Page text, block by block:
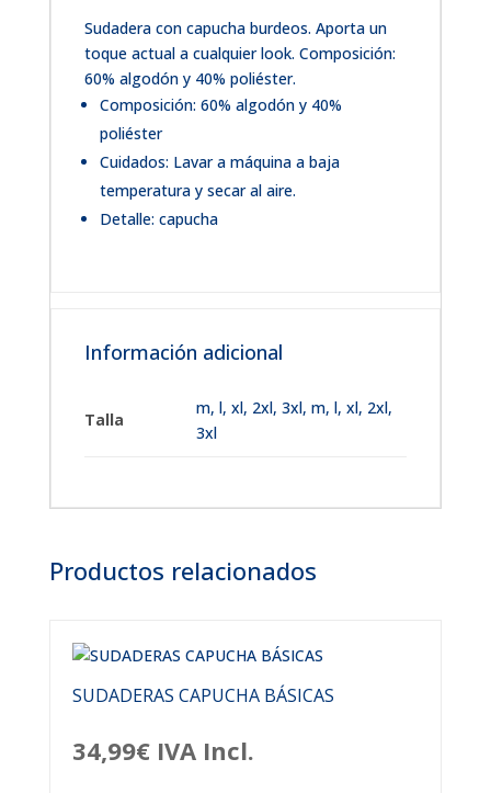
Sudadera con capucha burdeos. Aporta un
toque actual a cualquier look. Composición:
60% algodón y 40% poliéster.
Composición: 60% algodón y 40%
poliéster
Cuidados: Lavar a máquina a baja
temperatura y secar al aire.
Detalle: capucha
Información adicional
Talla
m, l, xl, 2xl, 3xl, m, l, xl, 2xl,
3xl
Productos relacionados
SUDADERAS CAPUCHA BÁSICAS
34,99€ IVA Incl.